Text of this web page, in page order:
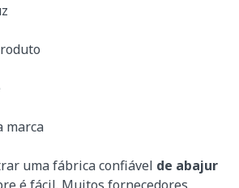
marca
uma fábrica confiável de abajur